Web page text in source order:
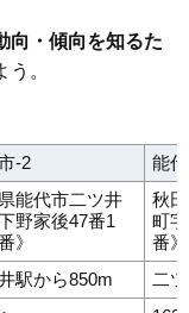
向・傾向を知るた
。
-2 能
能代市二ツ井
野家後47番1
》
秋
町
番》
駅から850m
二